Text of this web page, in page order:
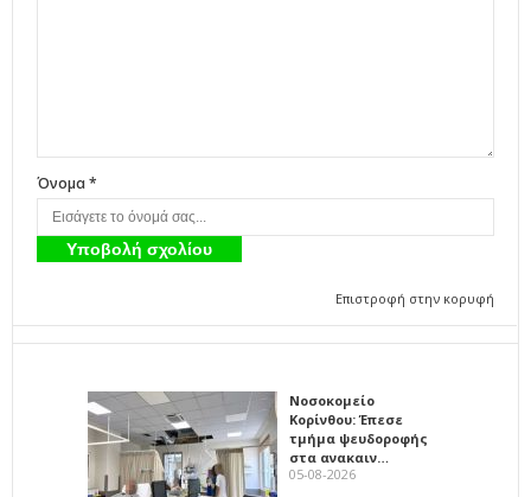
Όνομα *
Επιστροφή στην κορυφή
Νοσοκομείο
Κορίνθου: Έπεσε
τμήμα ψευδοροφής
στα ανακαιν…
05-08-2026